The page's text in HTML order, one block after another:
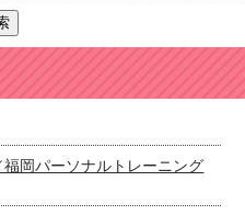
岡パーソナルトレーニング